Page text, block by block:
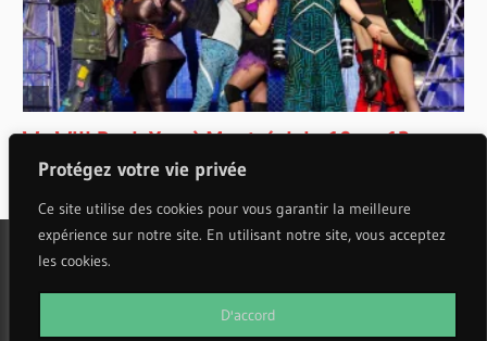
Protégez votre vie privée
Ce site utilise des cookies pour vous garantir la meilleure
expérience sur notre site. En utilisant notre site, vous acceptez
les cookies.
D'accord
WordPress Theme: Wellington by ThemeZee.